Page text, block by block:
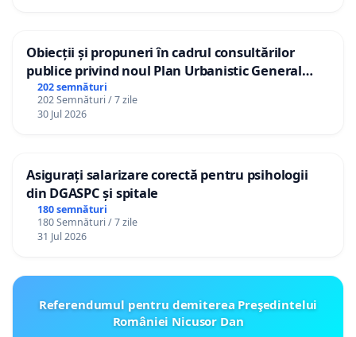
Obiecții și propuneri în cadrul consultărilor
publice privind noul Plan Urbanistic General
(PUG) Ialoveni
202 semnături
202 Semnături / 7 zile
30 Jul 2026
Asigurați salarizare corectă pentru psihologii
din DGASPC și spitale
180 semnături
180 Semnături / 7 zile
31 Jul 2026
Referendumul pentru demiterea Preşedintelui
României Nicusor Dan